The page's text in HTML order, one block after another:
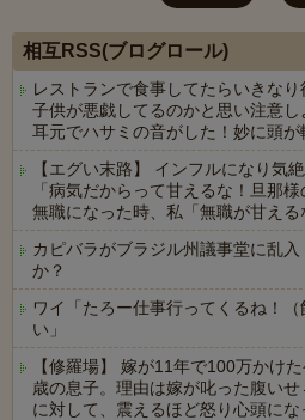
相互RSS(ブログロール)
レストランで食事してたらいきなり
子供が悪戯してるのかと思い注意
耳元でハサミの音がした！妙に頭
【エグい末路】 インフルになり気
「病気だからって甘えるな！旦那
無職になった時、私「無職が甘え
カピバラがブラジル州議事堂に乱
か？
ワイ「たろー仕事行ってくるね！
い」
【修羅場】 嫁が11年で100万かけ
歳の息子。理由は嫁が叱った腹い
に対して、震えるほど怒り心頭にな